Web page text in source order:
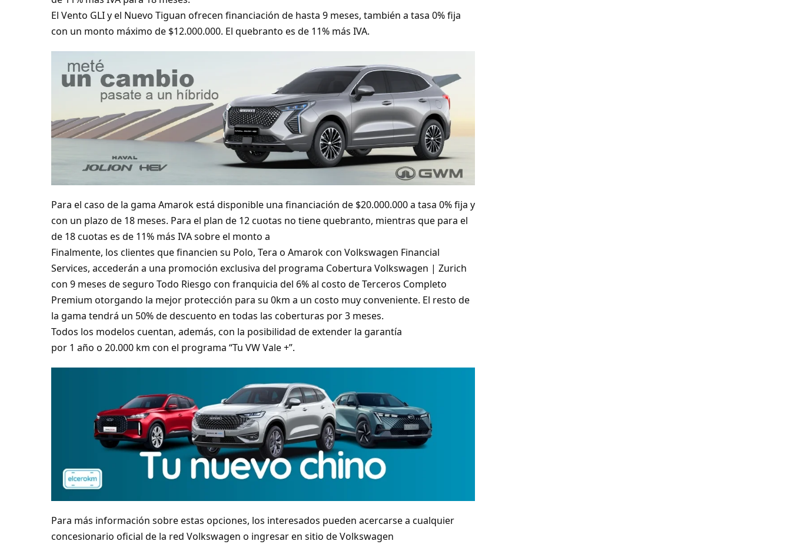
El Vento GLI y el Nuevo Tiguan ofrecen financiación de hasta 9 meses, también a tasa 0% fija
con un monto máximo de $12.000.000. El quebranto es de 11% más IVA.
Para el caso de la gama Amarok está disponible una financiación de $20.000.000 a tasa 0% fija y
con un plazo de 18 meses. Para el plan de 12 cuotas no tiene quebranto, mientras que para el
de 18 cuotas es de 11% más IVA sobre el monto a
Finalmente, los clientes que financien su Polo, Tera o Amarok con Volkswagen Financial
Services, accederán a una promoción exclusiva del programa Cobertura Volkswagen | Zurich
con 9 meses de seguro Todo Riesgo con franquicia del 6% al costo de Terceros Completo
Premium otorgando la mejor protección para su 0km a un costo muy conveniente. El resto de
la gama tendrá un 50% de descuento en todas las coberturas por 3 meses.
Todos los modelos cuentan, además, con la posibilidad de extender la garantía
por 1 año o 20.000 km con el programa “Tu VW Vale +”.
Para más información sobre estas opciones, los interesados pueden acercarse a cualquier
concesionario oficial de la red Volkswagen o ingresar en sitio de Volkswagen